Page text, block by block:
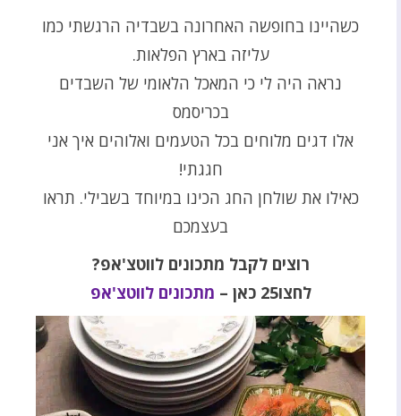
כשהיינו בחופשה האחרונה בשבדיה הרגשתי כמו
עליזה בארץ הפלאות.
נראה היה לי כי המאכל הלאומי של השבדים
בכריסמס
אלו דגים מלוחים בכל הטעמים ואלוהים איך אני
חגגתי!
כאילו את שולחן החג הכינו במיוחד בשבילי. תראו
בעצמכם
רוצים לקבל מתכונים לווטצ'אפ?
לחצו25 כאן –
מתכונים לווטצ'אפ